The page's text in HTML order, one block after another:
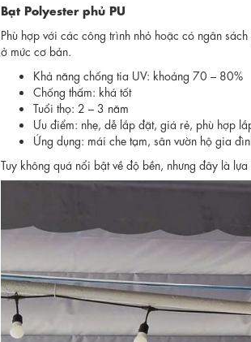
Bạt Polyester phủ PU
Phù hợp với các công trình nhỏ hoặc có ngân
ở mức cơ bản.
Khả năng chống tia UV: khoảng 70 – 80%
Chống thấm: khá tốt
Tuổi thọ: 2 – 3 năm
Ưu điểm: nhẹ, dễ lắp đặt, giá rẻ, phù hợp
Ứng dụng: mái che tạm, sân vườn hộ gia
Tuy không quá nổi bật về độ bền, nhưng đây là